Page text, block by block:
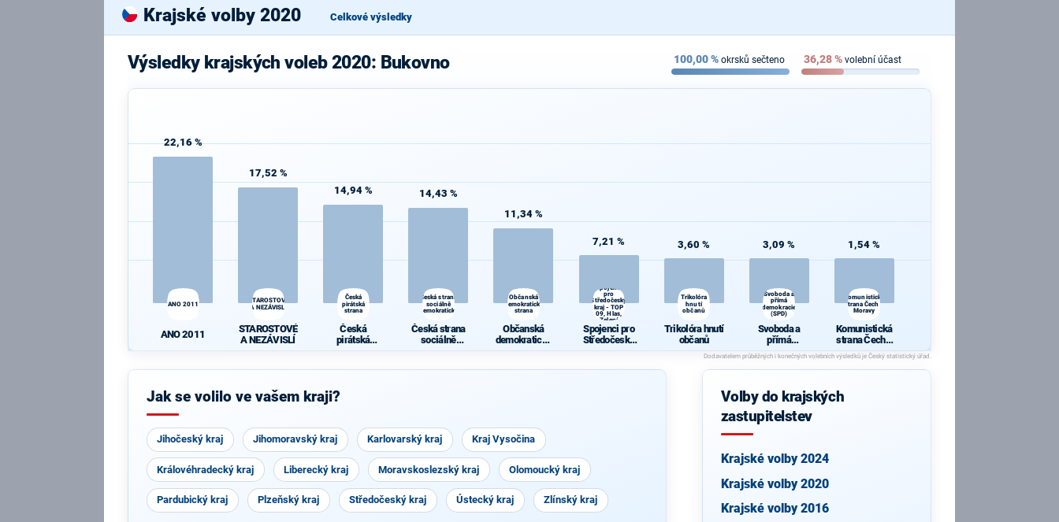
Krajské volby 2020 Celkové výsledky
Výsledky krajských voleb 2020: Bukovno 100,00% okrsků sečteno 36,28% volební účast
22,16 %
ANO 2011
ANO 2011
17,52 %
STAROSTOVÉ
A NEZÁVISLÍ
STAROSTOVÉ
A NEZÁVISLÍ
14,94 %
Česká
pirátská
strana
Česká
pirátská
14,43 %
Česká strana
sociálně
demokratická
Česká strana
sociálně
11,34 %
Občanská
demokratická
strana
Občanská
demokratická
7,21 %
Spojenci
pro
Středočeský
kraj - TOP
09, Hlas,
Zelení
Spojenci pro
Středočeský
kraj - TOP 09,
3,60 %
Trikolóra
hnutí
občanů
Trikolóra hnutí
občanů
3,09 %
Svoboda a
přímá
demokracie
(SPD)
Svoboda a
přímá
demokracie
(SPD)
1,54 %
Komunistická
strana Čech a
Moravy
Komunistická
strana Čech a
Moravy
Jak se volilo ve vašem kraji?
Jihočeský kraj Jihomoravský kraj Karlovarský kraj Kraj Vysočina
Královéhradecký kraj Liberecký kraj Moravskoslezský kraj Olomoucký kraj
Pardubický kraj Plzeňský kraj Středočeský kraj Ústecký kraj Zlínský kraj
Volby do krajských
zastupitelstev
Krajské volby 2024
Krajské volby 2020
Krajské volby 2016